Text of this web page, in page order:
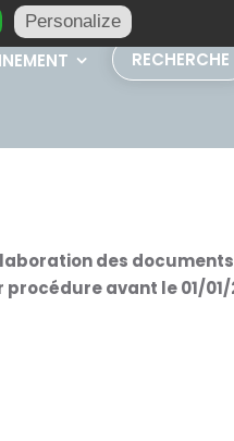
RECHERCHE
des
avant le 01/01/
Personalize